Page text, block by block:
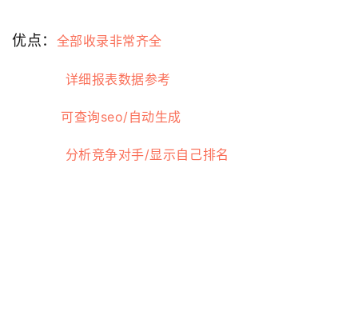
优点： 全部收录非常齐全
详细报表数据参考
可查询seo/自动生成
分析竞争对手/显示自己排名